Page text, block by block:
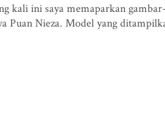
ini saya memaparkan
Puan Nieza. Model yang